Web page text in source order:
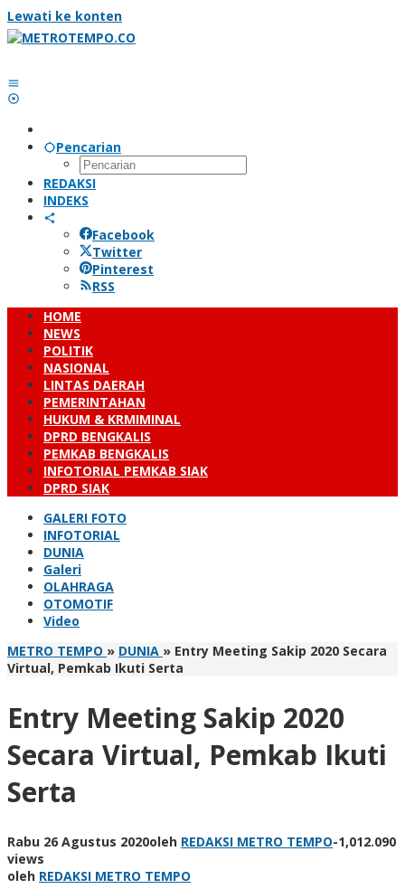
Lewati ke konten
Pencarian
REDAKSI
INDEKS
Facebook
Twitter
Pinterest
RSS
HOME
NEWS
POLITIK
NASIONAL
LINTAS DAERAH
PEMERINTAHAN
HUKUM & KRMIMINAL
DPRD BENGKALIS
PEMKAB BENGKALIS
INFOTORIAL PEMKAB SIAK
DPRD SIAK
GALERI FOTO
INFOTORIAL
DUNIA
Galeri
OLAHRAGA
OTOMOTIF
Video
METRO TEMPO » DUNIA » Entry Meeting Sakip 2020 Secara
Virtual, Pemkab Ikuti Serta
Entry Meeting Sakip 2020
Secara Virtual, Pemkab Ikuti
Serta
Rabu 26 Agustus 2020oleh REDAKSI METRO TEMPO-1,012.090
views
oleh REDAKSI METRO TEMPO